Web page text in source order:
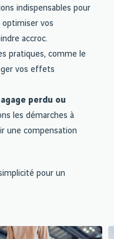
indispensables pour
vos
accroc.
pratiques, comme le
vos effets
perdu ou
les démarches à
une compensation
pour un